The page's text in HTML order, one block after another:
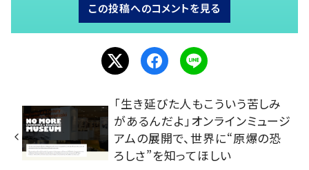
この投稿へのコメントを見る
「生き延びた人もこういう苦しみ
があるんだよ」オンラインミュージ
アムの展開で、世界に“原爆の恐
ろしさ”を知ってほしい